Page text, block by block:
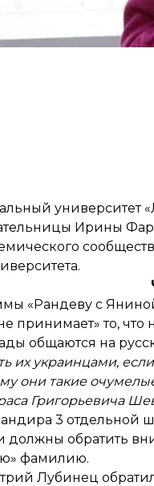
университет
Ирины
«Рандеву с
принимает» то,
общаются на
их украинцами,
они такие
Григорьевича
3
должны обратить
фамилию.
Лубинец